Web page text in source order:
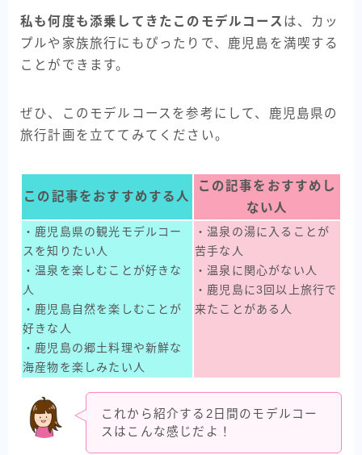
私も何度も添乗してきたこのモデルコース は、カッ
プルや家族旅行にもぴったりで、鹿児島を満喫する
ことができます。
ぜひ、このモデルコースを参考にして、鹿児島県の
旅行計画を立ててみてください。
この記事をおすすめする人
この記事をおすすめし
ない人
・鹿児島県の観光モデルコー
スを知りたい人
・温泉を楽しむことが好きな
人
・鹿児島自然を楽しむことが
好きな人
・鹿児島の郷土料理や新鮮な
海産物を楽しみたい人
・温泉の湯に入ることが
苦手な人
・温泉に関心がない人
・鹿児島に3回以上旅行で
来たことがある人
これから紹介する2日間のモデルコー
スはこんな感じだよ！